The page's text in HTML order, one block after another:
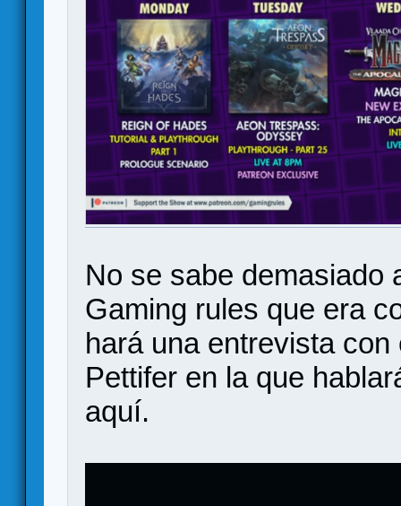
No se sabe demasiado
Gaming rules que era
hará una entrevista
Pettifer en la que
aquí.